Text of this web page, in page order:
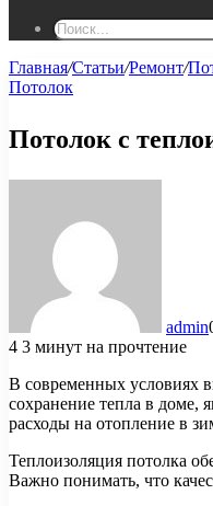
Главная/Статьи/Ремонт/
Потолок
Потолок с
admin
4 3 минут на прочтение
В современных условиях
сохранение тепла в доме,
расходы на отопление в
Теплоизоляция потолка
Важно понимать, что